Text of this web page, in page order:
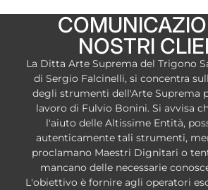
NOSTRI
La Ditta Arte Suprema del Trigono
di Sergio Falcinelli, si concentra
degli strumenti dell'Arte Suprema
lavoro di Fulvio Bonini. Si avvisa
l'aiuto delle Altissime Entità,
autenticamente tali strumenti,
proclamano Maestri Dignitari o
mancano delle necessarie
L'obiettivo è fornire agli operatori